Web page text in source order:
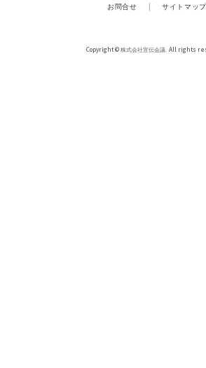
お問合せ
| サイトマップ
Copyright © 株式会社宣伝会議. All rights